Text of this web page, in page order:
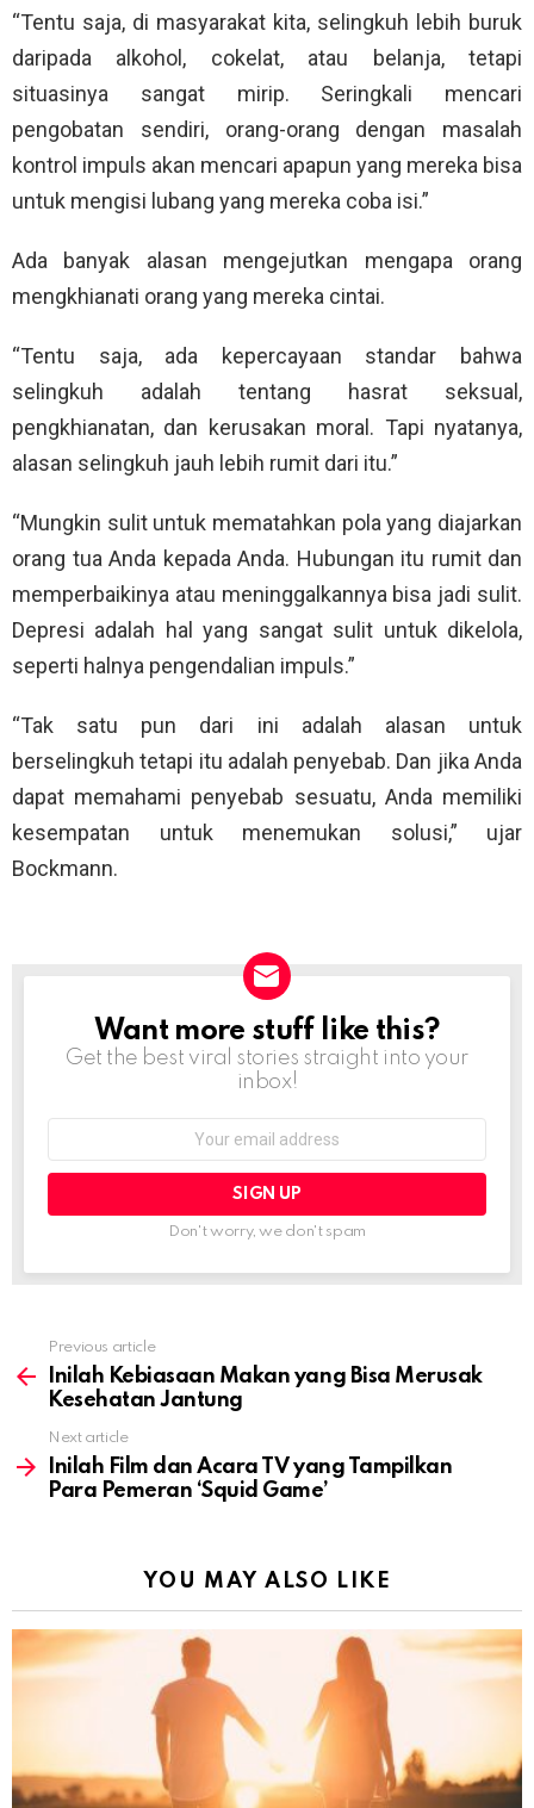
“Tentu saja, di masyarakat kita, selingkuh lebih buruk
daripada alkohol, cokelat, atau belanja, tetapi
situasinya sangat mirip. Seringkali mencari
pengobatan sendiri, orang-orang dengan masalah
kontrol impuls akan mencari apapun yang mereka bisa
untuk mengisi lubang yang mereka coba isi.”
Ada banyak alasan mengejutkan mengapa orang
mengkhianati orang yang mereka cintai.
“Tentu saja, ada kepercayaan standar bahwa
selingkuh adalah tentang hasrat seksual,
pengkhianatan, dan kerusakan moral. Tapi nyatanya,
alasan selingkuh jauh lebih rumit dari itu.”
“Mungkin sulit untuk mematahkan pola yang diajarkan
orang tua Anda kepada Anda. Hubungan itu rumit dan
memperbaikinya atau meninggalkannya bisa jadi sulit.
Depresi adalah hal yang sangat sulit untuk dikelola,
seperti halnya pengendalian impuls.”
“Tak satu pun dari ini adalah alasan untuk
berselingkuh tetapi itu adalah penyebab. Dan jika Anda
dapat memahami penyebab sesuatu, Anda memiliki
kesempatan untuk menemukan solusi,” ujar
Bockmann.
NEWSLETTER
Want more stuff like this?
Get the best viral stories straight into your
inbox!
Don't worry, we don't spam
more
Previous article
Inilah Kebiasaan Makan yang Bisa Merusak
Kesehatan Jantung
Next article
Inilah Film dan Acara TV yang Tampilkan
Para Pemeran ‘Squid Game’
YOU MAY ALSO LIKE